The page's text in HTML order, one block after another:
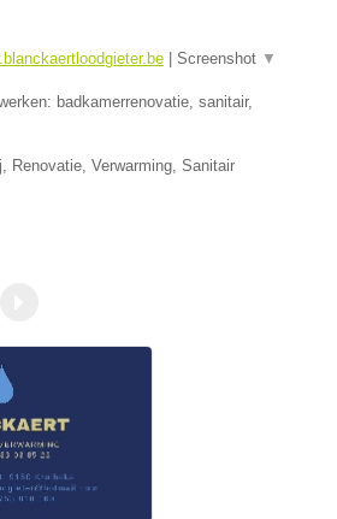
Screenshot ▼
badkamerrenovatie, sanitair,
Renovatie, Verwarming, Sanitair